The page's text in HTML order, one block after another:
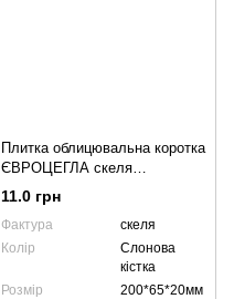
Плитка облицювальна коротка
ЄВРОЦЕГЛА скеля
200х65х20мм слонова кістка
11.0 грн
Фактура
скеля
Колір
Слонова
кістка
Розмір
200*65*20мм